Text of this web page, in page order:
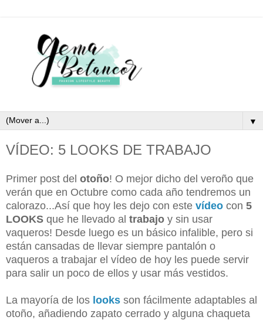
▼
VÍDEO: 5 LOOKS DE TRABAJO
Primer post del otoño! O mejor dicho del veroño que
verán que en Octubre como cada año tendremos un
calorazo...Así que hoy les dejo con este vídeo con 5
LOOKS que he llevado al trabajo y sin usar
vaqueros! Desde luego es un básico infalible, pero si
están cansadas de llevar siempre pantalón o
vaqueros a trabajar el vídeo de hoy les puede servir
para salir un poco de ellos y usar más vestidos.
La mayoría de los looks son fácilmente adaptables al
otoño, añadiendo zapato cerrado y alguna chaqueta